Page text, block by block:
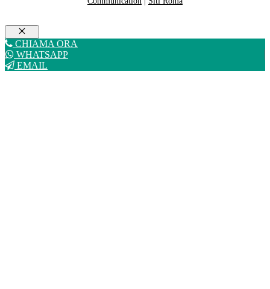
Chiudi
CHIAMA ORA
WHATSAPP
EMAIL